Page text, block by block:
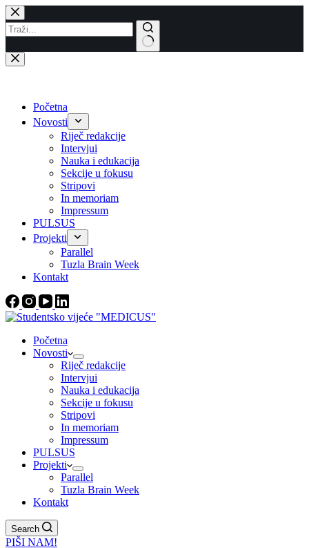
Skip
to
content
No
results
Početna
Novosti
Riječ redakcije
Intervjui
Nauka i edukacija
Sekcije u fokusu
Stripovi
In memoriam
Impressum
PULSUS
Projekti
Parallel
Tuzla Brain Week
Kontakt
Početna
Novosti
Riječ redakcije
Intervjui
Nauka i edukacija
Sekcije u fokusu
Stripovi
In memoriam
Impressum
PULSUS
Projekti
Parallel
Tuzla Brain Week
Kontakt
Search
PIŠI NAM!